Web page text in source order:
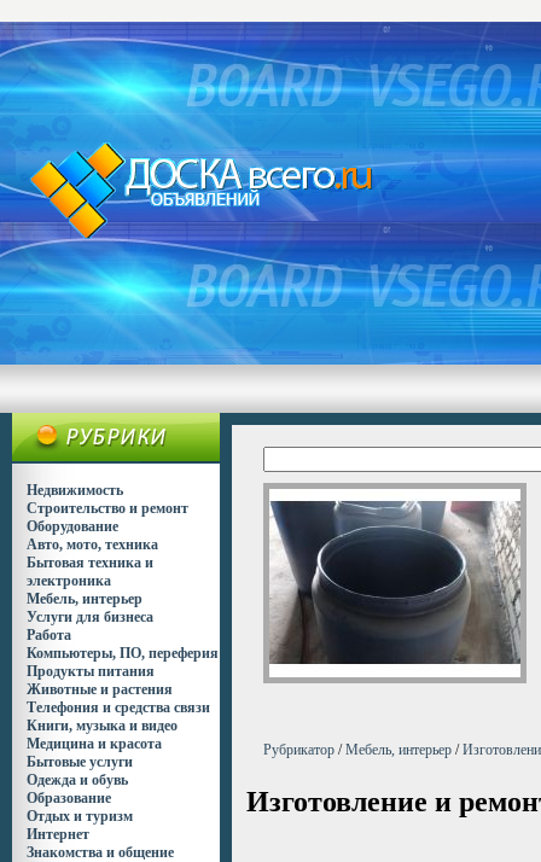
Недвижимость
Строительство и ремонт
Оборудование
Авто, мото, техника
Бытовая техника и
электроника
Мебель, интерьер
Услуги для бизнеса
Работа
Компьютеры, ПО, переферия
Продукты питания
Животные и растения
Телефония и средства связи
Книги, музыка и видео
Медицина и красота
Бытовые услуги
Одежда и обувь
Образование
Отдых и туризм
Интернет
Знакомства и общение
Рубрикатор /Мебель, интерьер /
Изготовление и